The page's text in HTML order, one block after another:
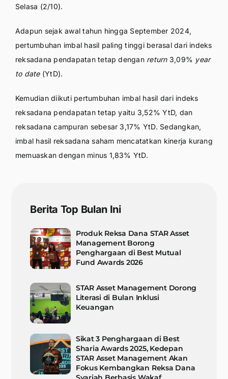
Selasa (2/10).
Adapun sejak awal tahun hingga September 2024,
pertumbuhan imbal hasil paling tinggi berasal dari indeks
reksadana pendapatan tetap dengan return 3,09% year
to date (YtD).
Kemudian diikuti pertumbuhan imbal hasil dari indeks
reksadana pendapatan tetap yaitu 3,52% YtD, dan
reksadana campuran sebesar 3,17% YtD. Sedangkan,
imbal hasil reksadana saham mencatatkan kinerja kurang
memuaskan dengan minus 1,83% YtD.
Berita Top Bulan Ini
Produk Reksa Dana STAR Asset
Management Borong
Penghargaan di Best Mutual
Fund Awards 2026
STAR Asset Management Dorong
Literasi di Bulan Inklusi
Keuangan
Sikat 3 Penghargaan di Best
Sharia Awards 2025, Kedepan
STAR Asset Management Akan
Fokus Kembangkan Reksa Dana